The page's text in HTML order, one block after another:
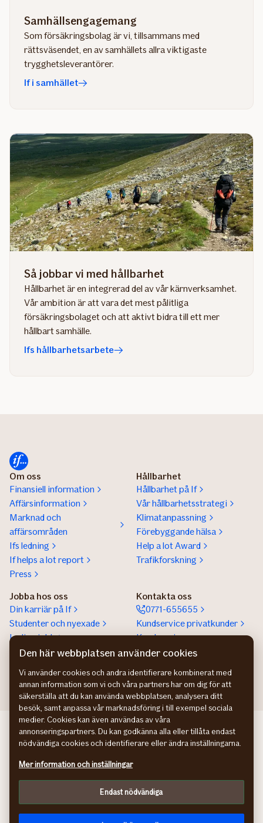
Samhällsengagemang
Som försäkringsbolag är vi, tillsammans med
rättsväsendet, en av samhällets allra viktigaste
trygghetsleverantörer.
If i samhället
Så jobbar vi med hållbarhet
Hållbarhet är en integrerad del av vår kärnverksamhet.
Vår ambition är att vara det mest pålitliga
försäkringsbolaget och att aktivt bidra till ett mer
hållbart samhälle.
Ifs hållbarhetsarbete
Om oss
Finansiell information
Affärsinformation
Marknad och
affärsområden
Ifs ledning
If helps a lot report
Press
Hållbarhet
Hållbarhet på If
Vår hållbarhetsstrategi
Klimatanpassning
Förebyggande hälsa
Help a lot Award
Trafikforskning
Jobba hos oss
Din karriär på If
Studenter och nyexade
Lediga jobb
Kontakta oss
0771-655655
Kundservice privatkunder
Kundservice
företagskunder
If Skadeforsikring NO
If Skadeforsikring DK
Hantering av personuppgifter
Information om tillgänglighet
Cookies
Anpassa
Den här webbplatsen använder cookies
Vi använder cookies och andra identifierare kombinerat med
annan information som vi och våra partners har om dig för att
säkerställa att du kan använda webbplatsen, analysera ditt
besök, samt anpassa vår marknadsföring i till exempel sociala
medier. Cookies kan även användas av våra
annonseringspartners. Du kan godkänna alla eller tillåta endast
nödvändiga cookies och identifierare eller ändra inställningarna.
Mer information och inställningar
Endast nödvändiga